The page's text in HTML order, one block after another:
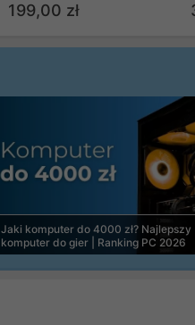
199,00 zł
Jaki komputer do 4000 zł? Najlepszy
komputer do gier | Ranking PC 2026